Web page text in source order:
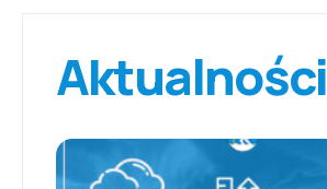
Aktualności